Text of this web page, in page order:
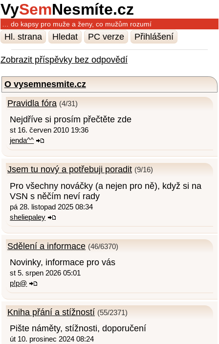
VySemNesmíte.cz
… do kapsy pro muže a ženy, co mužům rozumí
Hl. strana Hledat PC verze Přihlášení
Zobrazit příspěvky bez odpovědí
O vysemnesmite.cz
Pravidla fóra (4/31)
Nejdříve si prosím přečtěte zde
st 16. červen 2010 19:36
jenda^^
Jsem tu nový a potřebuji poradit (9/16)
Pro všechny nováčky (a nejen pro ně), když si na
VSN s něčím neví rady
pá 28. listopad 2025 08:34
sheliepaley
Sdělení a informace (46/6370)
Novinky, informace pro vás
st 5. srpen 2026 05:01
p!p@
Kniha přání a stížností (55/2371)
Pište náměty, stížnosti, doporučení
út 10. prosinec 2024 08:24